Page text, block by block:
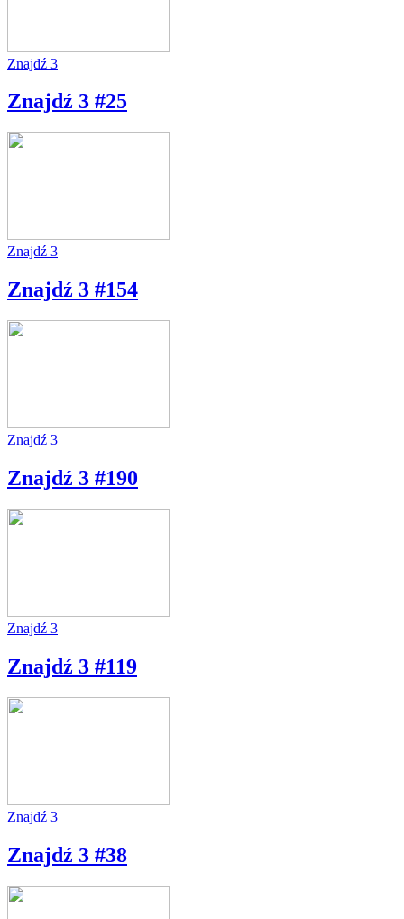
Znajdź 3
Znajdź 3 #25
Znajdź 3
Znajdź 3 #154
Znajdź 3
Znajdź 3 #190
Znajdź 3
Znajdź 3 #119
Znajdź 3
Znajdź 3 #38